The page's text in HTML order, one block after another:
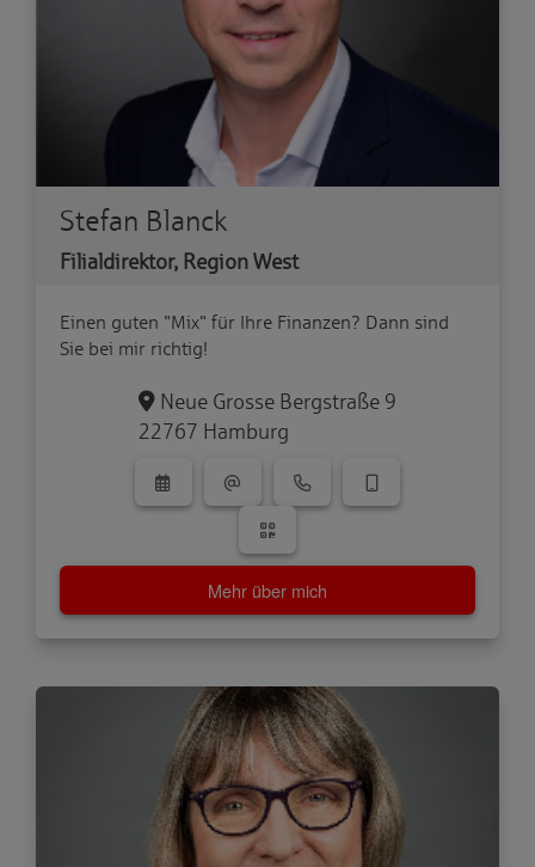
Stefan Blanck
Filialdirektor, Region West
Einen guten "Mix" für Ihre Finanzen? Dann sind
Sie bei mir richtig!
Neue Grosse Bergstraße 9
22767 Hamburg
Mehr über mich